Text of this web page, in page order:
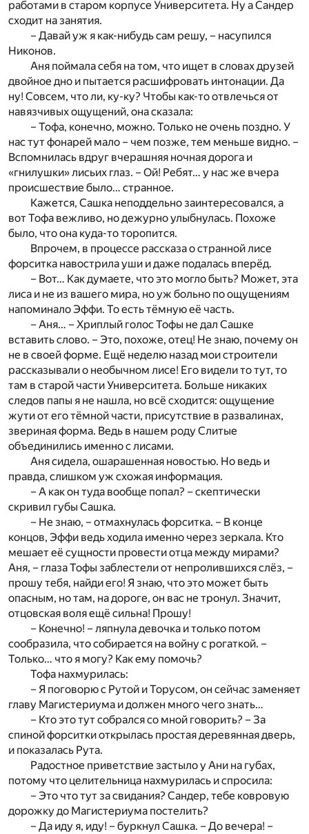
работами в старом корпусе Университета. Ну а Сандер
сходит на занятия.
– Давай уж я как-нибудь сам решу, – насупился
Никонов.
Аня поймала себя на том, что ищет в словах друзей
двойное дно и пытается расшифровать интонации. Да
ну! Совсем, что ли, ку-ку? Чтобы как-то отвлечься от
навязчивых ощущений, она сказала:
– Тофа, конечно, можно. Только не очень поздно. У
нас тут фонарей мало – чем позже, тем меньше видно. –
Вспомнилась вдруг вчерашняя ночная дорога и
«гнилушки» лисьих глаз. – Ой! Ребят… у нас же вчера
происшествие было… странное.
Кажется, Сашка неподдельно заинтересовался, а
вот Тофа вежливо, но дежурно улыбнулась. Похоже
было, что она куда-то торопится.
Впрочем, в процессе рассказа о странной лисе
форситка навострила уши и даже подалась вперёд.
– Вот… Как думаете, что это могло быть? Может, эта
лиса и не из вашего мира, но уж больно по ощущениям
напоминало Эффи. То есть тёмную её часть.
– Аня… – Хриплый голос Тофы не дал Сашке
вставить слово. – Это, похоже, отец! Не знаю, почему он
не в своей форме. Ещё неделю назад мои строители
рассказывали о необычном лисе! Его видели то тут, то
там в старой части Университета. Больше никаких
следов папы я не нашла, но всё сходится: ощущение
жути от его тёмной части, присутствие в развалинах,
звериная форма. Ведь в нашем роду Слитые
объединились именно с лисами.
Аня сидела, ошарашенная новостью. Но ведь и
правда, слишком уж схожая информация.
– А как он туда вообще попал? – скептически
скривил губы Сашка.
– Не знаю, – отмахнулась форситка. – В конце
концов, Эффи ведь ходила именно через зеркала. Кто
мешает её сущности провести отца между мирами?
Аня, – глаза Тофы заблестели от непролившихся слёз, –
прошу тебя, найди его! Я знаю, что это может быть
опасным, но там, на дороге, он вас не тронул. Значит,
отцовская воля ещё сильна! Прошу!
– Конечно! – ляпнула девочка и только потом
сообразила, что собирается на войну с рогаткой. –
Только… что я могу? Как ему помочь?
Тофа нахмурилась:
– Я поговорю с Рутой и Торусом, он сейчас заменяет
главу Магистериума и должен много чего знать…
– Кто это тут собрался со мной говорить? – За
спиной форситки открылась простая деревянная дверь,
и показалась Рута.
Радостное приветствие застыло у Ани на губах,
потому что целительница нахмурилась и спросила:
– Это что тут за свидания? Сандер, тебе ковровую
дорожку до Магистериума постелить?
– Да иду я, иду! – буркнул Сашка. – До вечера! –